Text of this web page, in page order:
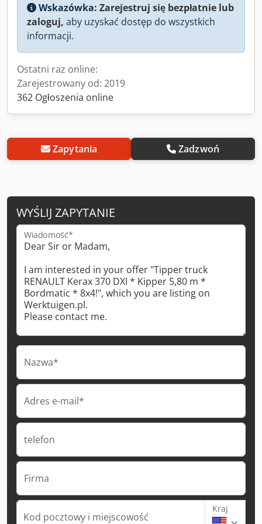
Wskazówka: Zarejestruj się bezpłatnie lub
zaloguj, aby uzyskać dostęp do wszystkich
informacji.
Ostatni raz online:
Zarejestrowany od: 2019
362 Ogłoszenia online
Zapytania Zadzwoń
WYŚLIJ ZAPYTANIE
Wiadomość*
Nazwa*
Adres e-mail*
telefon
Firma
Kod pocztowy i miejscowość
Kraj